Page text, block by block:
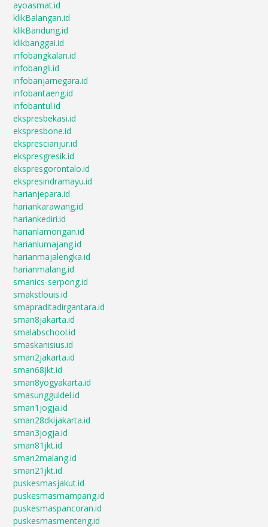
ayoasmat.id
klikBalangan.id
klikBandung.id
klikbanggai.id
infobangkalan.id
infobangli.id
infobanjarnegara.id
infobantaeng.id
infobantul.id
ekspresbekasi.id
ekspresbone.id
eksprescianjur.id
ekspresgresik.id
ekspresgorontalo.id
ekspresindramayu.id
harianjepara.id
hariankarawang.id
hariankediri.id
harianlamongan.id
harianlumajang.id
harianmajalengka.id
harianmalang.id
smanics-serpong.id
smakstlouis.id
smapraditadirgantara.id
sman8jakarta.id
smalabschool.id
smaskanisius.id
sman2jakarta.id
sman68jkt.id
sman8yogyakarta.id
smasungguldel.id
sman1jogja.id
sman28dkijakarta.id
sman3jogja.id
sman81jkt.id
sman2malang.id
sman21jkt.id
puskesmasjakut.id
puskesmasmampang.id
puskesmaspancoran.id
puskesmasmenteng.id